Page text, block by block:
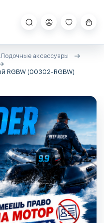
Лодочные аксессуары
RGBW (00302-RGBW)